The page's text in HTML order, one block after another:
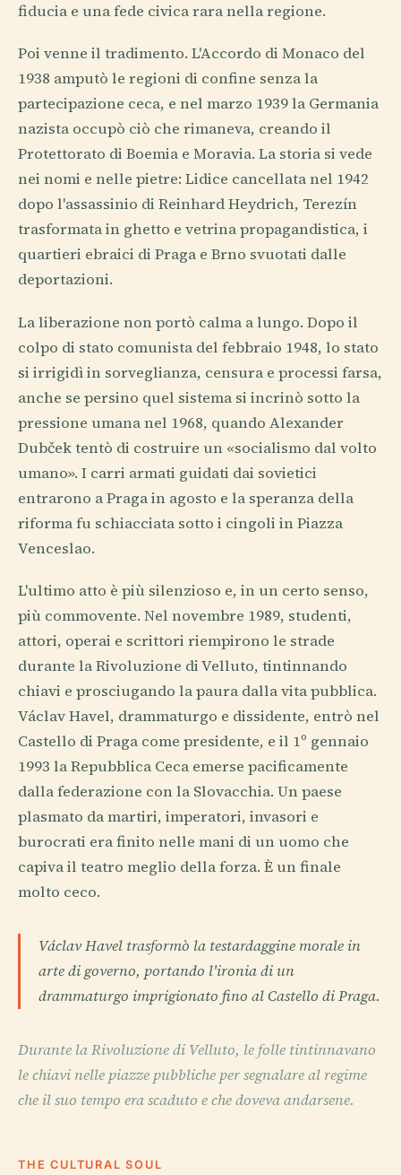
fiducia e una fede civica rara nella regione.
Poi venne il tradimento. L'Accordo di Monaco del
1938 amputò le regioni di confine senza la
partecipazione ceca, e nel marzo 1939 la Germania
nazista occupò ciò che rimaneva, creando il
Protettorato di Boemia e Moravia. La storia si vede
nei nomi e nelle pietre: Lidice cancellata nel 1942
dopo l'assassinio di Reinhard Heydrich, Terezín
trasformata in ghetto e vetrina propagandistica, i
quartieri ebraici di Praga e Brno svuotati dalle
deportazioni.
La liberazione non portò calma a lungo. Dopo il
colpo di stato comunista del febbraio 1948, lo stato
si irrigidì in sorveglianza, censura e processi farsa,
anche se persino quel sistema si incrinò sotto la
pressione umana nel 1968, quando Alexander
Dubček tentò di costruire un «socialismo dal volto
umano». I carri armati guidati dai sovietici
entrarono a Praga in agosto e la speranza della
riforma fu schiacciata sotto i cingoli in Piazza
Venceslao.
L'ultimo atto è più silenzioso e, in un certo senso,
più commovente. Nel novembre 1989, studenti,
attori, operai e scrittori riempirono le strade
durante la Rivoluzione di Velluto, tintinnando
chiavi e prosciugando la paura dalla vita pubblica.
Václav Havel, drammaturgo e dissidente, entrò nel
Castello di Praga come presidente, e il 1º gennaio
1993 la Repubblica Ceca emerse pacificamente
dalla federazione con la Slovacchia. Un paese
plasmato da martiri, imperatori, invasori e
burocrati era finito nelle mani di un uomo che
capiva il teatro meglio della forza. È un finale
molto ceco.
Václav Havel trasformò la testardaggine morale in
arte di governo, portando l'ironia di un
drammaturgo imprigionato fino al Castello di Praga.
Durante la Rivoluzione di Velluto, le folle tintinnavano
le chiavi nelle piazze pubbliche per segnalare al regime
che il suo tempo era scaduto e che doveva andarsene.
THE CULTURAL SOUL